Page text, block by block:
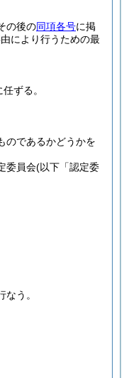
の後の同項各号に掲
により行うための最
ずる。
のであるかどうかを
委員会(以下「認定委
う。